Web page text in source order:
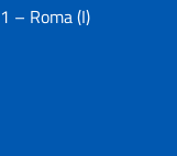
– Roma (I)